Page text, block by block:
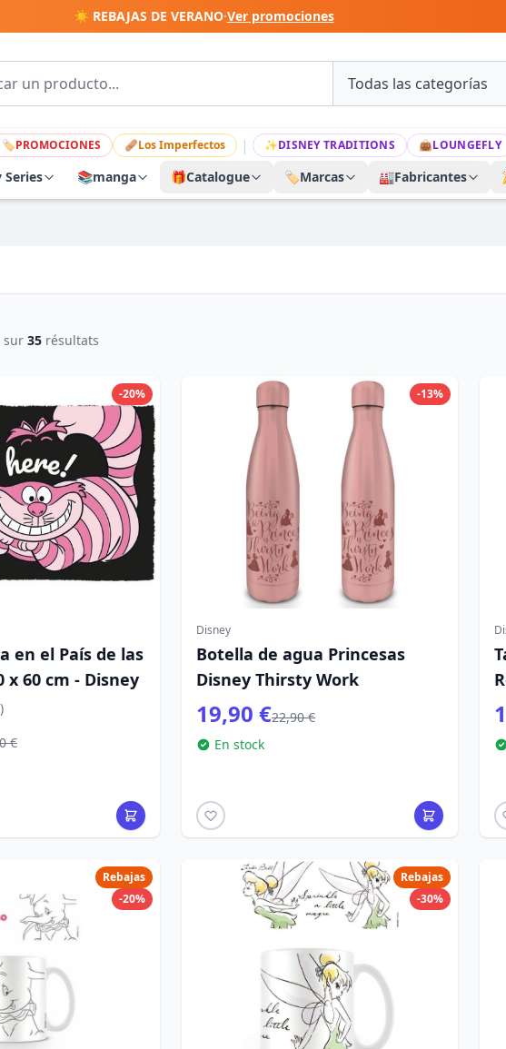
☀️ REBAJAS DE VERANO·Ver promociones
🏷PROMOCIONES 🩹Los Imperfectos | ✨DISNEY TRADITIONS 👜LOUNGEFLY
Series 📚manga 🎁Catalogue 🏷️Marcas 🏭Fabricantes
sur 35 résultats
-20%
en el País de las
x 60 cm - Disney
€
-13%
Disney
Botella de agua Princesas
Disney Thirsty Work
19,90 €22,90 €
En stock
Rebajas
-20%
Rebajas
-30%